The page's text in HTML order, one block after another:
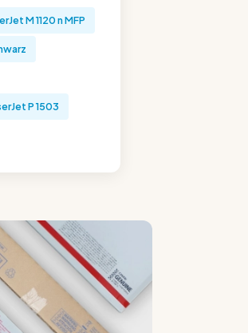
M 1120 n MFP
P 1503